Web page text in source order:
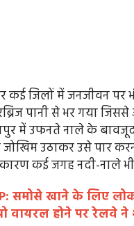
कई जिलों में जनजीवन पर
पानी से भर गया जिससे
में उफनते नाले के
उठाकर उसे पार
कई जगह नदी-नाले
समोसे खाने के लिए
वायरल होने पर रेलवे